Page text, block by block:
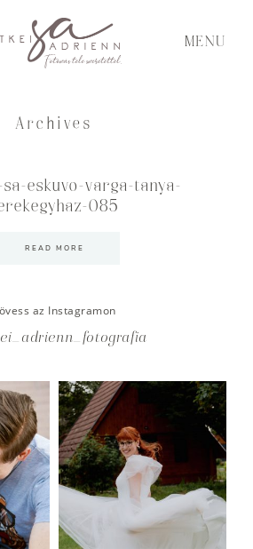
MENU
Archives
sa-eskuvo-varga-tanya-
085
READ MORE
az Instagramon